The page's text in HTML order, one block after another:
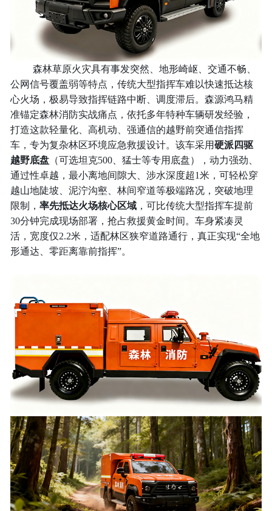
森林草原火灾具有事发突然、地形崎岖、交通不畅、
公网信号覆盖弱等特点，传统大型指挥车难以快速抵达核
心火场，极易导致指挥链路中断、调度滞后。森源鸿马精
准锚定森林消防实战痛点，依托多年特种车辆研发经验，
打造这款轻量化、高机动、强通信的越野前突通信指挥
车，专为复杂林区环境应急救援设计。该车采用硬派四驱
越野底盘（可选坦克500、猛士等专用底盘），动力强劲、
通过性卓越，最小离地间隙大、涉水深度超1米，可轻松穿
越山地陡坡、泥泞沟壑、林间窄道等极端路况，突破地理
限制， 率先抵达火场核心区域，可比传统大型指挥车提前
30分钟完成现场部署，抢占救援黄金时间。车身紧凑灵
活，宽度仅2.2米，适配林区狭窄道路通行，真正实现“全地
形通达、零距离靠前指挥”。